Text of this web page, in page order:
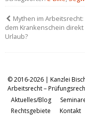
Mythen im Arbeitsrecht:
dem Krankenschein
Urlaub?
© 2016-2026 | Kanzlei
Arbeitsrecht –
Aktuelles/Blog
Rechtsgebiete
Kontakt